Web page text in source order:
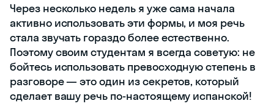
Через несколько недель я уже сама начала
активно использовать эти формы, и моя речь
стала звучать гораздо более естественно.
Поэтому своим студентам я всегда советую: не
бойтесь использовать превосходную степень в
разговоре — это один из секретов, который
сделает вашу речь по-настоящему испанской!